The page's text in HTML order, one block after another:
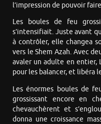
l’impression de pouvoir
Les boules de feu
s’intensifiait. Juste avant
à contrôler, elle changea
vers le Shem Azah. Avec
avaler un adulte en entier,
pour les balancer, et libéra
Les énormes boules de
grossissant encore en
chevauchèrent et
donna une croissance